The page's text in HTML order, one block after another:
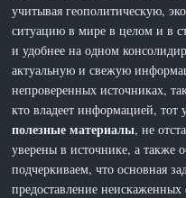
учитывая геополитическую,
ситуацию в мире в целом и в
и удобнее на одном
актуальную и свежую
непроверенных источниках,
кто владеет информацией,
полезные материалы, не
уверены в источнике, а также
подчеркиваем, что основная
предоставление